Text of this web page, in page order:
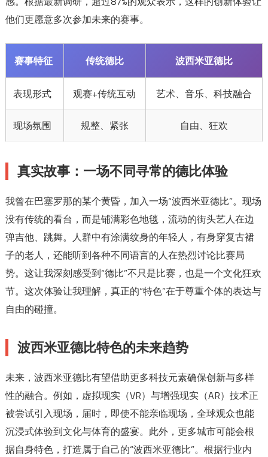
他们更愿意多次参加未来的赛事。
赛事特征 传统德比 波西米亚德比
表现形式 观赛+传统互动 艺术、音乐、科技融合
现场氛围 规整、紧张 自由、狂欢
真实故事：一场不同寻常的德比体验
我曾在巴塞罗那的某个黄昏，加入一场“波西米亚德比”。现场
没有传统的看台，而是铺满彩色地毯，流动的街头艺人在边
弹吉他、跳舞。人群中有涂满纹身的年轻人，有身穿复古裙
子的老人，还能听到各种不同语言的人在热烈讨论比赛局
势。这让我深刻感受到“德比”不只是比赛，也是一个文化狂欢
节。这次体验让我理解，真正的“特色”在于尊重个体的表达与
自由的碰撞。
波西米亚德比特色的未来趋势
未来，波西米亚德比有望借助更多科技元素确保创新与多样
性的融合。例如，虚拟现实（VR）与增强现实（AR）技术正
被尝试引入现场，届时，即使不能亲临现场，全球观众也能
沉浸式体验到文化与体育的盛宴。此外，更多城市可能会根
据自身特色，打造属于自己的“波西米亚德比”。根据行业内